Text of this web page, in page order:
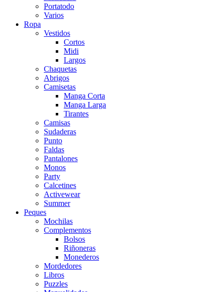
Portatodo
Varios
Ropa
Vestidos
Cortos
Midi
Largos
Chaquetas
Abrigos
Camisetas
Manga Corta
Manga Larga
Tirantes
Camisas
Sudaderas
Punto
Faldas
Pantalones
Monos
Party
Calcetines
Activewear
Summer
Peques
Mochilas
Complementos
Bolsos
Riñoneras
Monederos
Mordedores
Libros
Puzzles